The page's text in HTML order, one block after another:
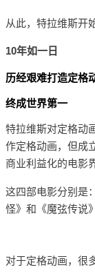
从此，特拉维斯开
10年如一日
历经艰难打造定格
终成世界第一
特拉维斯对定格动
作定格动画，但成
商业利益化的电影
这四部电影分别是
怪》和《魔弦传说
对于定格动画，很